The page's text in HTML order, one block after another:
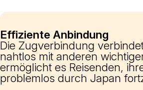
Effiziente Anbindung
Die Zugverbindung
nahtlos mit anderen
ermöglicht es Reisenden,
problemlos durch Japan